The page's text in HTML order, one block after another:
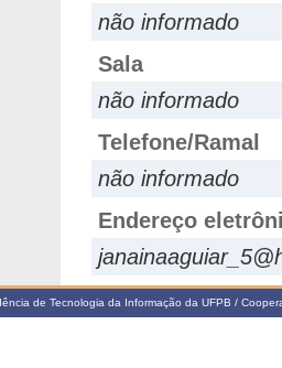
não informado
Sala
não informado
Telefone/Ramal
não informado
Endereço
de Tecnologia da Informação da UFPB /